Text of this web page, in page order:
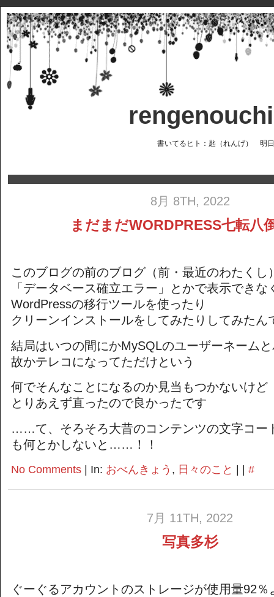
書いてるヒト：匙（れんげ） 明
8月 8TH, 2022
まだまだWORDPRESS七転八
このブログの前のブログ（前・最近のわたくし
「データベース確立エラー」とかで表示できな
WordPressの移行ツールを使ったり
クリーンインストールをしてみたりしてみたん
結局はいつの間にかMySQLのユーザーネーム
故かテレコになってただけという
何でそんなことになるのか見当もつかないけど
とりあえず直ったので良かったです
……て、そろそろ大昔のコンテンツの文字コー
も何とかしないと……！！
No Comments | In: おべんきょう , 日々のこと #
7月 11TH, 2022
写真多杉
ぐーぐるアカウントのストレージが使用量92